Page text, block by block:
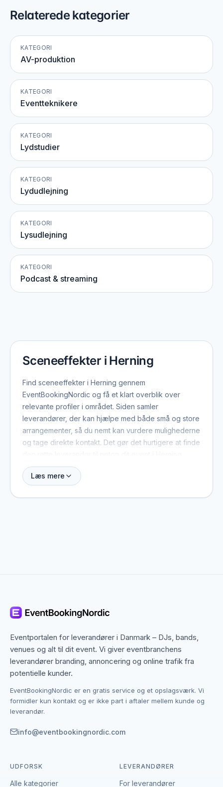
Relaterede kategorier
KATEGORI
AV-produktion
KATEGORI
Eventteknikere
KATEGORI
Lydstudier
KATEGORI
Lydudlejning
KATEGORI
Lysudlejning
KATEGORI
Podcast & streaming
Sceneeffekter i Herning
Find sceneeffekter i Herning gennem
EventBookingNordic og få et klart overblik over
relevante profiler i området. Siden samler
leverandører, der kan hjælpe med både små og store
arrangementer, så du nemt kan vurdere mulighederne
og tage direkte kontakt. Det gør det hurtigere at finde
Når du booker sceneeffekter i Herning, er der typisk
Herning dækker både centrum og omegn, og mange
base i Herning, men også specialister fra nabobyer,
muligheder, hvis du har en bestemt stil, et bestemt
budget eller en speciel ramme i tankerne.
Kontakten foregår altid direkte mellem dig og den
EventBookingNordic er en åben portal – vi tager
hverken gebyr eller provision, og du laver aftalen på
præcisere leverancen og indgå en aftale, der passer
Læs mere
Eventportalen for leverandører i Danmark – DJs, bands,
venues og alt til dit event. Vi giver eventbranchens
leverandører branding, annoncering og online trafik fra
potentielle kunder.
EventBookingNordic er en gratis service og et opslagsværk. Vi
formidler kun kontakt og er ikke part i aftaler mellem kunde og
leverandør.
info@eventbookingnordic.com
UDFORSK
Alle kategorier
LEVERANDØRER
For leverandører